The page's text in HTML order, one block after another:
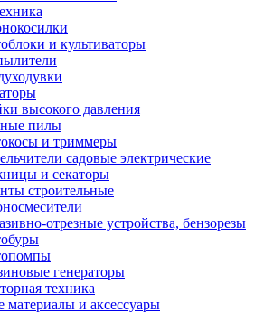
и культиваторы
высокого давления
пилы
и триммеры
садовые электрические
и секаторы
строительные
отрезные устройства, бензорезы
генераторы
техника
материалы и аксессуары